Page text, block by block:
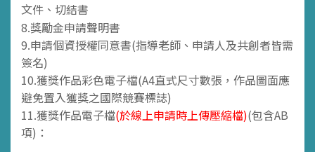
文件、切結書
8.獎勵金申請聲明書
9.申請個資授權同意書(指導老師、申請人及共創者皆需
簽名)
10.獲獎作品彩色電子檔(A4直式尺寸數張，作品圖面應
避免置入獲獎之國際競賽標誌)
11.獲獎作品電子檔(於線上申請時上傳壓縮檔)(包含AB
項)：